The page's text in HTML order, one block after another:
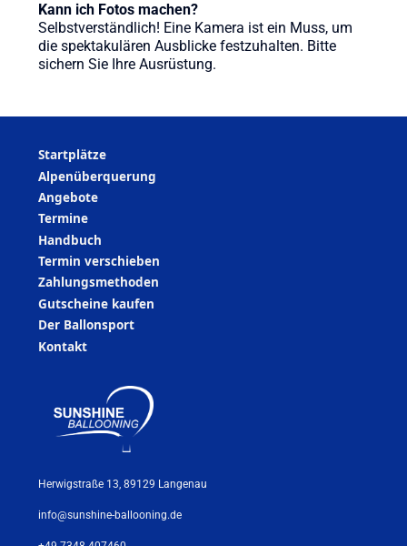
Kann ich Fotos machen?
Selbstverständlich! Eine Kamera ist ein Muss, um
die spektakulären Ausblicke festzuhalten. Bitte
sichern Sie Ihre Ausrüstung.
Startplätze
Alpenüberquerung
Angebote
Termine
Handbuch
Termin verschieben
Zahlungsmethoden
Gutscheine kaufen
Der Ballonsport
Kontakt
Herwigstraße 13, 89129 Langenau
info@sunshine-ballooning.de